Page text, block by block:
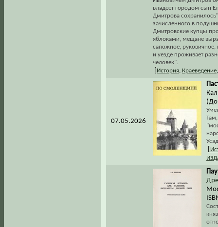
владеет городом сын
Дмитрова
зачисленного в
Дмитровские купцы
яблоками, мещане
сапожное, руковичное,
и уезде проживает
человек".
История Краеведение
07.05.2026